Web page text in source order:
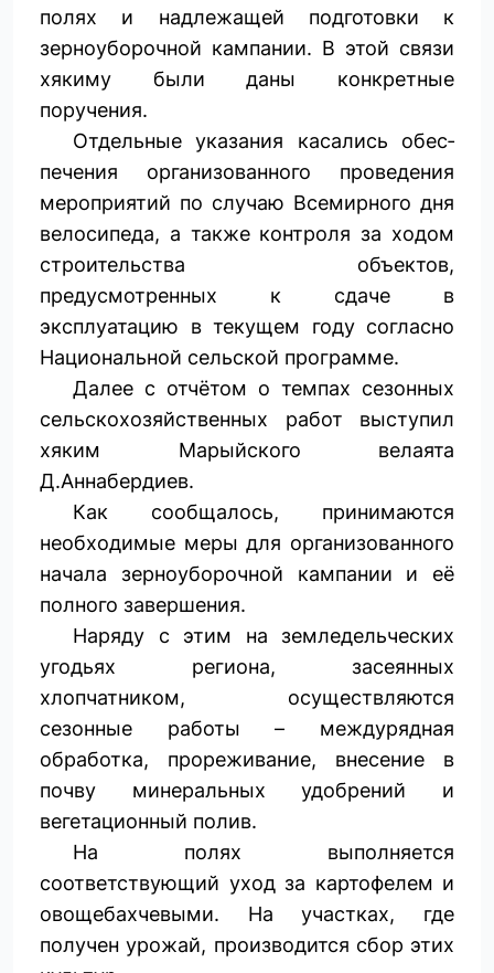
полях и надлежащей подготовки к
зерноуборочной кампании. В этой связи
хякиму были даны конкретные
поручения.
Отдельные указания касались обес­
печения организованного проведения
мероприятий по случаю Всемирного дня
велосипеда, а также контроля за ходом
строительства объектов,
предусмотренных к сдаче в
эксплуатацию в текущем году согласно
Национальной сельской программе.
Далее с отчётом о темпах сезонных
сельскохозяйственных работ выступил
хяким Марыйского велаята
Д.Аннабердиев.
Как сообщалось, принимаются
необходимые меры для организованного
начала зерноуборочной кампании и её
полного завершения.
Наряду с этим на земледельческих
угодьях региона, засеянных
хлопчатником, осуществляются
сезонные работы – междурядная
обработка, прореживание, внесение в
почву минеральных удобрений и
вегетационный полив.
На полях выполняется
соответствующий уход за картофелем и
овощебахчевыми. На участках, где
получен урожай, производится сбор этих